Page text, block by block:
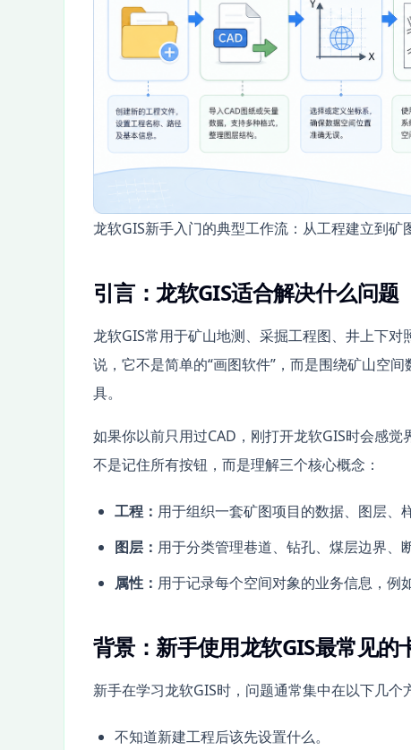
龙软GIS新手入门的典型工作流：从工程建立到矿
引言：龙软GIS适合解决什么问题
龙软GIS常用于矿山地测、采掘工程图、井上下
说，它不是简单的“画图软件”，而是围绕矿山空
具。
如果你以前只用过CAD，刚打开龙软GIS时会感
不是记住所有按钮，而是理解三个核心概念：
工程： 用于组织一套矿图项目的数据、图层、
图层： 用于分类管理巷道、钻孔、煤层边界、
属性： 用于记录每个空间对象的业务信息，例
背景：新手使用龙软GIS最常见的
新手在学习龙软GIS时，问题通常集中在以下几个
不知道新建工程后该先设置什么。